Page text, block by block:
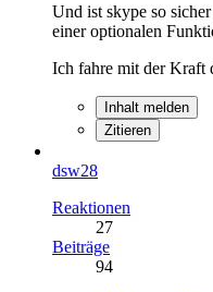
Und ist skype so
einer optionalen
Ich fahre mit der Kraft
Inhalt melden
Zitieren
dsw28
Reaktionen
27
Beiträge
94